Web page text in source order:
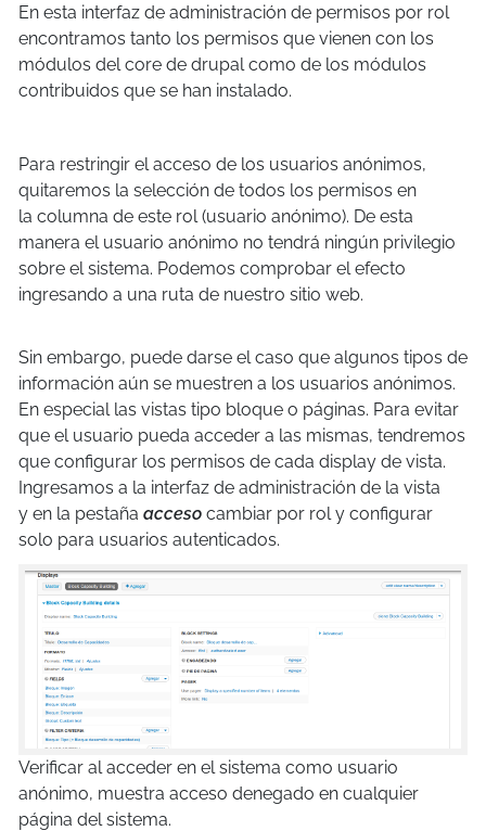
En esta interfaz de administración de permisos por rol
encontramos tanto los permisos que vienen con los
módulos del core de drupal como de los módulos
contribuidos que se han instalado.
Para restringir el acceso de los usuarios anónimos,
quitaremos la selección de todos los permisos en
la columna de este rol (usuario anónimo). De esta
manera el usuario anónimo no tendrá ningún privilegio
sobre el sistema. Podemos comprobar el efecto
ingresando a una ruta de nuestro sitio web.
Sin embargo, puede darse el caso que algunos tipos de
información aún se muestren a los usuarios anónimos.
En especial las vistas tipo bloque o páginas. Para evitar
que el usuario pueda acceder a las mismas, tendremos
que configurar los permisos de cada display de vista.
Ingresamos a la interfaz de administración de la vista
y en la pestaña acceso cambiar por rol y configurar
solo para usuarios autenticados.
Verificar al acceder en el sistema como usuario
anónimo, muestra acceso denegado en cualquier
página del sistema.